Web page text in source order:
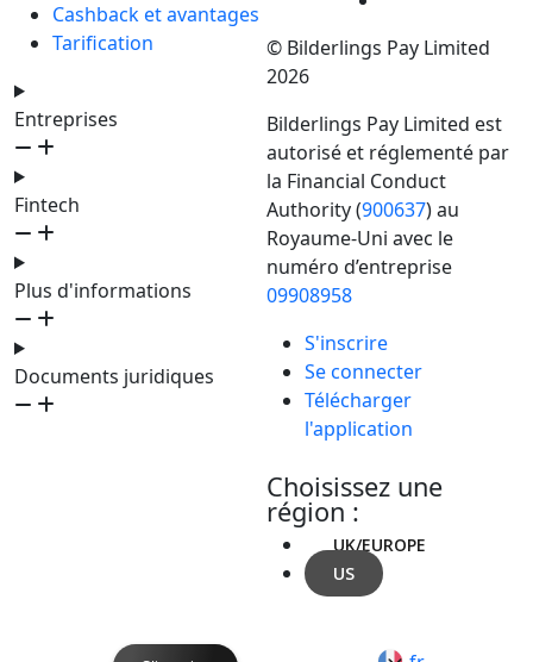
Cashback et avantages
Tarification
Entreprises
Fintech
Plus d'informations
Documents juridiques
© Bilderlings Pay Limited
2026
Bilderlings Pay Limited est
autorisé et réglementé par
la Financial Conduct
Authority (900637) au
Royaume-Uni avec le
numéro d’entreprise
09908958
S'inscrire
Se connecter
Télécharger
l'application
Choisissez une
région :
UK/EUROPE
US